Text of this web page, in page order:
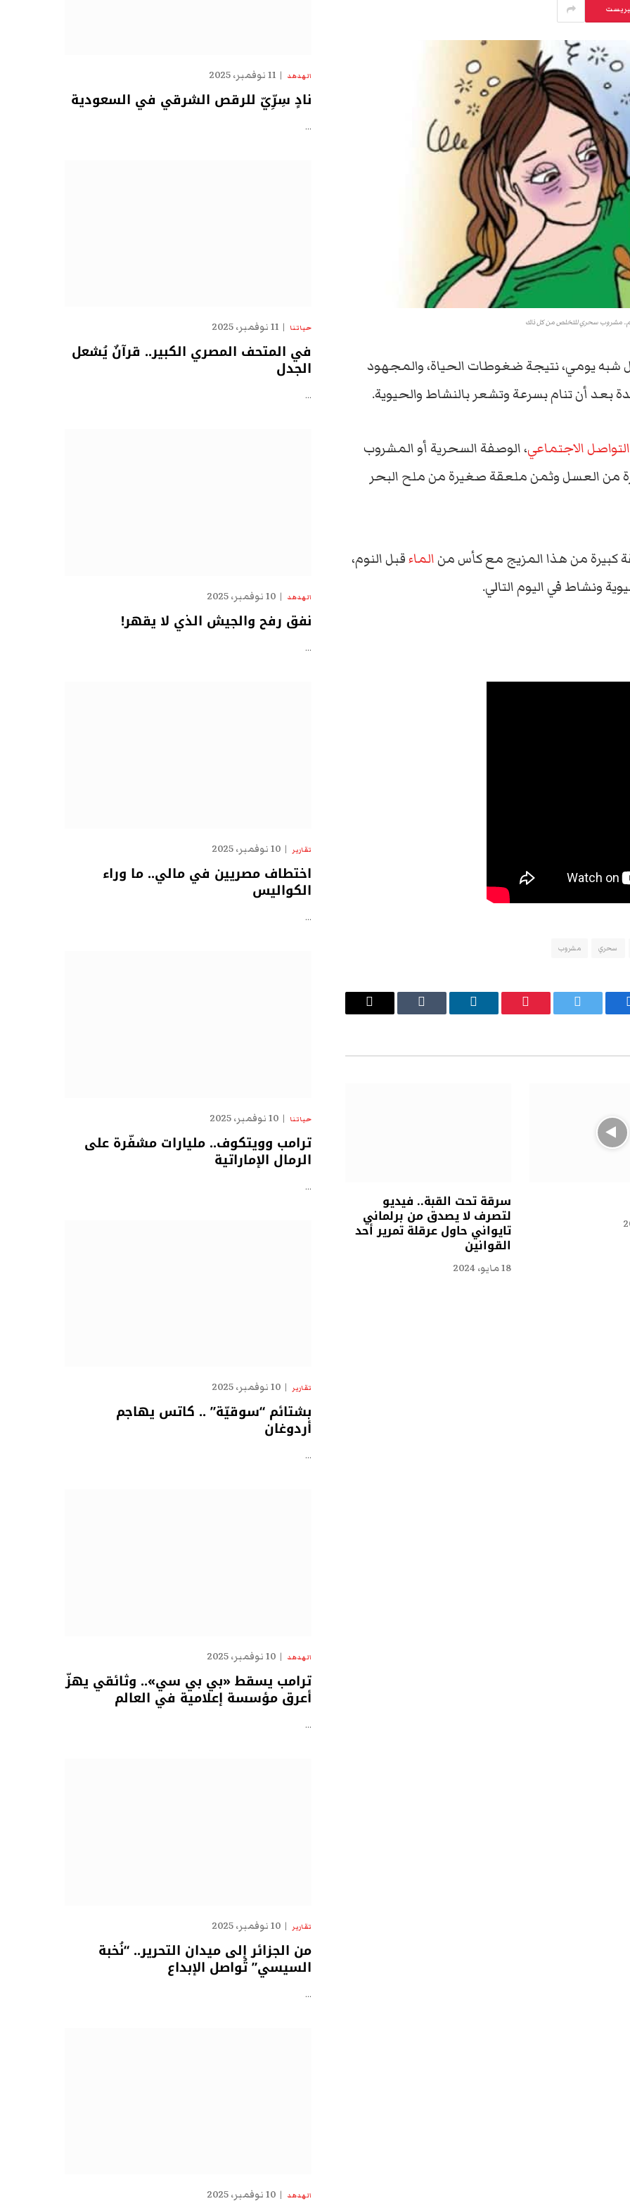
مشروب سحري للتخلص من كل ذلك
شبه يومي، نتيجة ضغوطات الحياة، والمجهود
أن تنام بسرعة وتشعر بالنشاط والحيوية.
التواصل الاجتماعي، الوصفة السحرية أو المشروب
من العسل وثمن ملعقة صغيرة من ملح البحر
كبيرة من هذا المزيج مع كأس منالماءقبل النوم،
ونشاط في اليوم التالي.
سحري مشروب
تويتر بينتيريست لينكدإن Tumblr
البريد
سرقة تحت القبة.. فيديو
لتصرف لا يصدق من برلماني
تايواني حاول عرقلة تمرير أحد
القوانين
18 مايو، 2024
الهدهد 11 نوفمبر، 2025
نادٍ سِرِّيّ للرقص الشرقي في السعودية
…
حياتنا 11 نوفمبر، 2025
في المتحف المصري الكبير.. قرآنٌ يُشعل
الجدل
…
الهدهد 10 نوفمبر، 2025
نفق رفح والجيش الذي لا يقهر!
…
تقارير 10 نوفمبر، 2025
اختطاف مصريين في مالي.. ما وراء
الكواليس
…
حياتنا 10 نوفمبر، 2025
ترامب وويتكوف.. مليارات مشفّرة على
الرمال الإماراتية
…
تقارير 10 نوفمبر، 2025
بشتائم “سوقيّة” .. كاتس يهاجم
أردوغان
…
الهدهد 10 نوفمبر، 2025
ترامب يسقط «بي بي سي».. وثائقي يهزّ
أعرق مؤسسة إعلامية في العالم
…
تقارير 10 نوفمبر، 2025
من الجزائر إلى ميدان التحرير.. “نُخبة
السيسي” تُواصل الإبداع
…
الهدهد 10 نوفمبر، 2025